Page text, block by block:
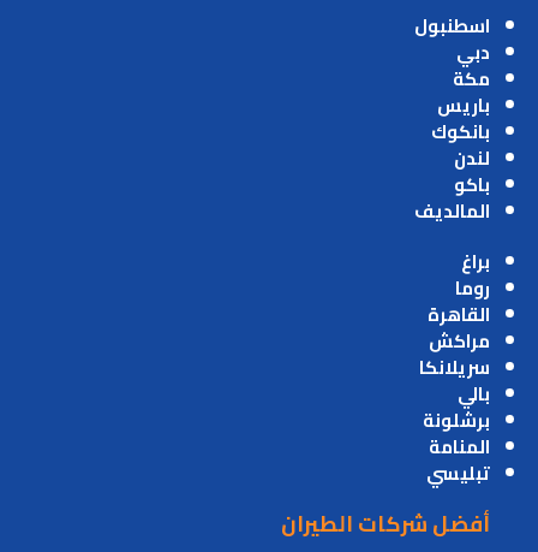
اسطنبول
دبي
مكة
باريس
بانكوك
لندن
باكو
المالديف
براغ
روما
القاهرة
مراكش
سريلانكا
بالي
برشلونة
المنامة
تبليسي
أفضل شركات الطيران